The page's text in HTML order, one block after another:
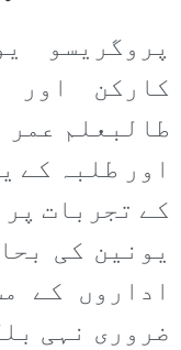
پروگریسو
کارکن اور
طالبعلم
اور طلبہ کے
کے تجربات
یونین کی
اداروں کے
ضروری نہی